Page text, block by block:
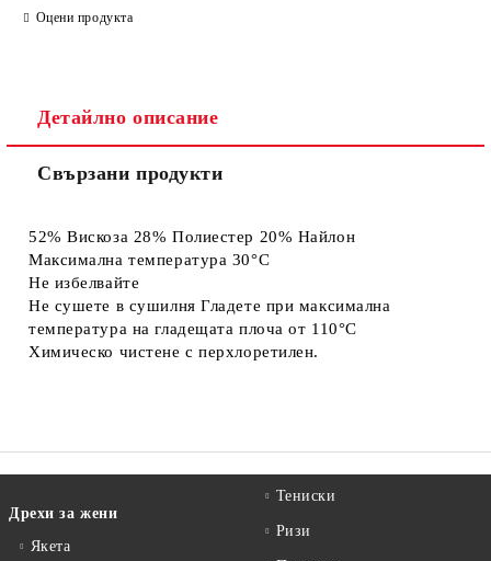
Ние ще се свържем с вас в рамките на работния ден.
Оцени продукта
Детайлно описание
Свързани продукти
52% Вискоза 28% Полиестер 20% Найлон
Максимална температура 30°C
Не избелвайте
Не сушете в сушилня Гладете при максимална
температура на гладещата плоча от 110°C
Химическо чистене с перхлоретилен.
Дрехи за жени
Якета
Тениски
Ризи